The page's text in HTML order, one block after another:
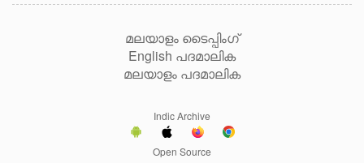
മലയാളം ടൈപ്പിംഗ്
English പദമാലിക
മലയാളം പദമാലിക
Indic Archive
Open Source